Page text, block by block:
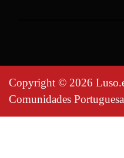
Copyright © 2026
Comunidades